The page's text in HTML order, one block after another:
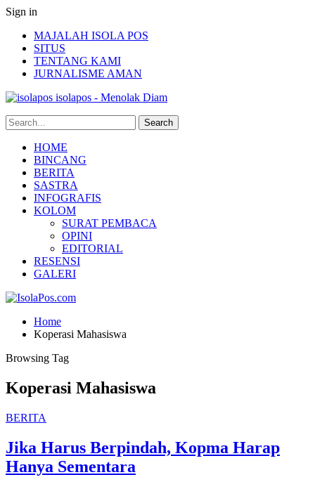
Sign in
MAJALAH ISOLA POS
SITUS
TENTANG KAMI
JURNALISME AMAN
isolapos - Menolak Diam
HOME
BINCANG
BERITA
SASTRA
INFOGRAFIS
KOLOM
SURAT PEMBACA
OPINI
EDITORIAL
RESENSI
GALERI
Home
Koperasi Mahasiswa
Browsing Tag
Koperasi Mahasiswa
BERITA
Jika Harus Berpindah, Kopma Harap
Hanya Sementara